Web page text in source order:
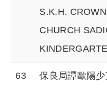
S.K.H.
CHURCH
63
保良局譚歐陽